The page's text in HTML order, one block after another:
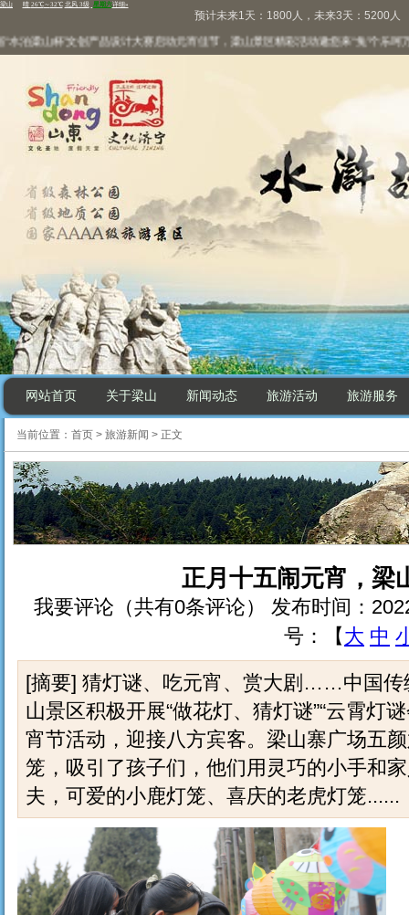
预计未来1天：1800人，未来3天：5200人
泊梁山杯”文创产品设计大赛启动元宵佳节，梁山景区精彩活动邀您来“兔”个乐呵万
网站首页 关于梁山 新闻动态 旅游活动 旅游服务
当前位置： 首页 > 旅游新闻 > 正文
正月十五闹元宵，梁
我要评论（共有0条评论） 发布时间：
号：【大 中
[摘要] 猜灯谜、吃元宵、赏大剧……中国传
山景区积极开展“做花灯、猜灯谜”“云霄灯
宵节活动，迎接八方宾客。梁山寨广场五
笼，吸引了孩子们，他们用灵巧的小手和
夫，可爱的小鹿灯笼、喜庆的老虎灯笼......